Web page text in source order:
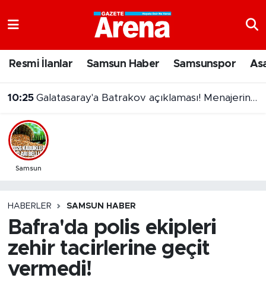
Resmi İlanlar Samsun Haber Samsunspor
10:25 Galatasaray'a Batrakov açıklaması! Menajerinden transfer iddialarına net yanıt
Samsun
HABERLER SAMSUN HABER
Bafra'da polis ekipleri
zehir tacirlerine geçit
vermedi!
Samsun Namaz Vakitleri
Trafik Durumu
Süper Lig Puan Durumu ve Fikstür
Son Dakika Haberleri
Haber Arşivi